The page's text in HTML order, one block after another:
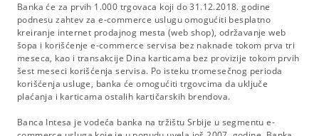
Banka će za prvih 1.000 trgovaca koji do 31.12.2018. godine
podnesu zahtev za e-commerce uslugu omogućiti besplatno
kreiranje internet prodajnog mesta (web shop), održavanje web
šopa i korišćenje e-commerce servisa bez naknade tokom prva tri
meseca, kao i transakcije Dina karticama bez provizije tokom prvih
šest meseci korišćenja servisa. Po isteku tromesečnog perioda
korišćenja usluge, banka će omogućiti trgovcima da uključe
plaćanja i karticama ostalih kartičarskih brendova.
Banca Intesa je vodeća banka na tržištu Srbije u segmentu e-